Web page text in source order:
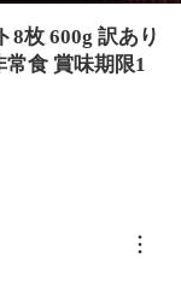
8枚 600g 訳あり
食 賞味期限1